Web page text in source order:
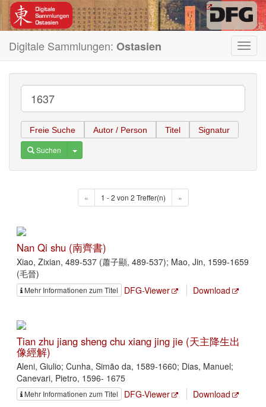
Digitale Sammlungen: Ostasien
Freie Suche Autor / Person Titel Signatur
Suchen Toggle Dropdown
« 1 - 2 von 2 Treffer(n) »
Nan Qi shu (南齊書)
Xiao, Zixian, 489-537 (蕭子顯, 489-537); Mao, Jin, 1599-1659
(毛晉)
Mehr Informationen zum Titel DFG-Viewer Download
Tian zhu jiang sheng chu xiang jing jie (天主降生出
像經解)
Aleni, Giulio; Cunha, Simão da, 1589-1660; Dias, Manuel;
Canevari, Pietro, 1596- 1675
Mehr Informationen zum Titel DFG-Viewer Download